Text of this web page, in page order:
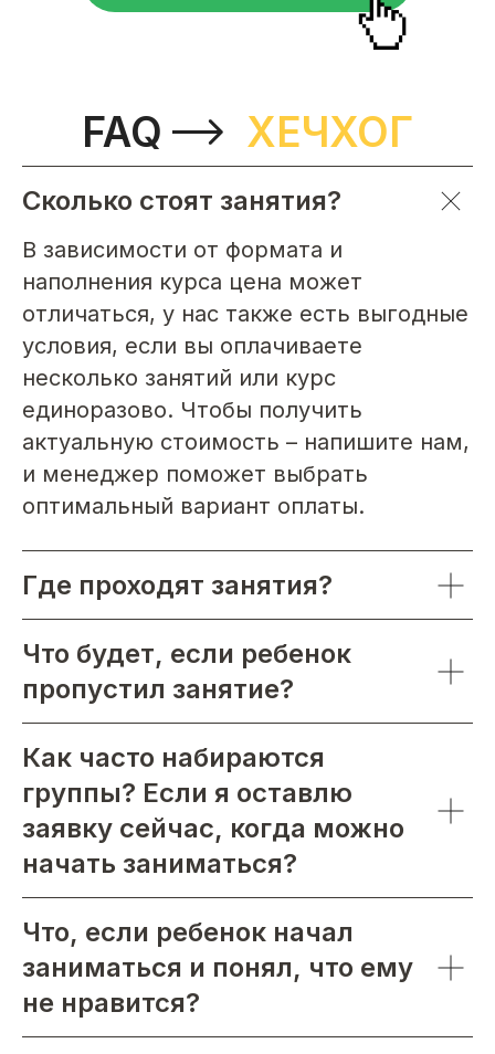
FAQ ХЕЧХОГ
Сколько стоят занятия?
В зависимости от формата и
наполнения курса цена может
отличаться, у нас также есть выгодные
условия, если вы оплачиваете
несколько занятий или курс
единоразово. Чтобы получить
актуальную стоимость – напишите нам,
и менеджер поможет выбрать
оптимальный вариант оплаты.
Где проходят занятия?
Что будет, если ребенок
пропустил занятие?
Как часто набираются
группы? Если я оставлю
заявку сейчас, когда можно
начать заниматься?
Что, если ребенок начал
заниматься и понял, что ему
не нравится?